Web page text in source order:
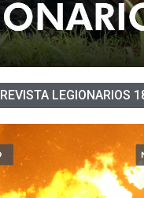
REVISTA LEGIONARIOS